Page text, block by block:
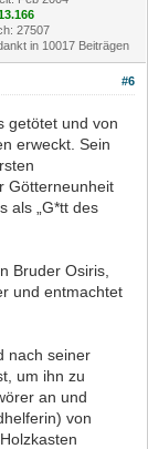
27507
in 10017 Beiträgen
#6
getötet und von
erweckt. Sein
Götterneunheit
als „G*tt des
Bruder Osiris,
und entmachtet
nach seiner
um ihn zu
an und
von